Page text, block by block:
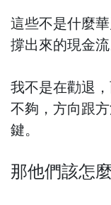
這些不是什麼
撐出來的現金流
我不是在勸退
不夠，方向跟
鍵。
那他們該怎